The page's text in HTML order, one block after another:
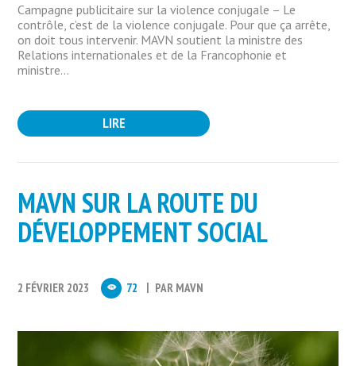
Campagne publicitaire sur la violence conjugale – Le
contrôle, c’est de la violence conjugale. Pour que ça arrête,
on doit tous intervenir. MAVN soutient la ministre des
Relations internationales et de la Francophonie et
ministre...
LIRE
MAVN SUR LA ROUTE DU
DÉVELOPPEMENT SOCIAL
2 FÉVRIER 2023 72 PAR MAVN